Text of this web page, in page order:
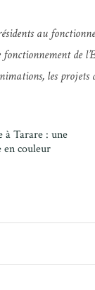
au
de
les projets
à Tarare : une
en couleur